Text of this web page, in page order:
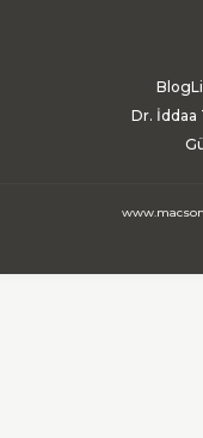
Blog
Dr. İddaa